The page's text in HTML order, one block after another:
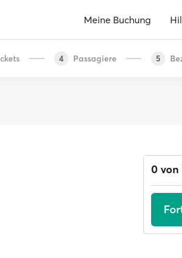
Meine Buchung
4 Passagiere 5
0 von